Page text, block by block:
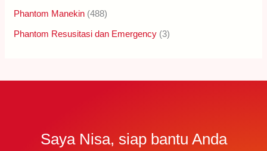
Phantom Manekin (488)
Phantom Resusitasi dan Emergency (3)
Saya Nisa, siap bantu Anda